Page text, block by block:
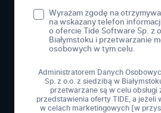
Wyrażam zgodę na
na wskazany telefon
o ofercie Tide Software Sp. z
Białymstoku i przetwarzanie
osobowych w tym celu.
Administratorem Danych
Sp. z o.o. z siedzibą w
przetwarzane są w celu obsługi
przedstawienia oferty TIDE, a jeżeli
w celach marketingowych [w